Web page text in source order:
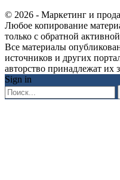
© 2026 - Маркетинг и
Любое копирование
только с обратной
Все материалы
источников и других
авторство принадлежат их
Sign in